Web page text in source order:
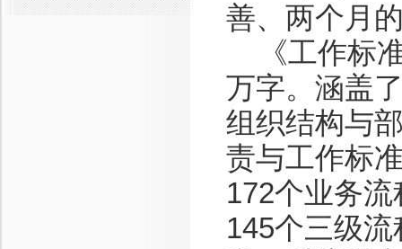
善、两个月
《工作标
万字。涵盖
组织结构与
责与工作标
172个业务
145个三级